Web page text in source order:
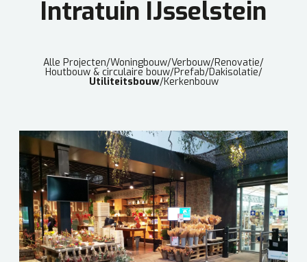
Intratuin IJsselstein
Alle Projecten/Woningbouw/Verbouw/Renovatie/
Houtbouw & circulaire bouw/Prefab/Dakisolatie/
Utiliteitsbouw/Kerkenbouw